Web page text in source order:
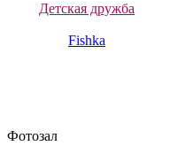
Детская дружба
Fishka
Фотозал